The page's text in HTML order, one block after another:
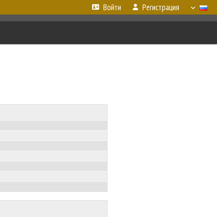
Войти Регистрация